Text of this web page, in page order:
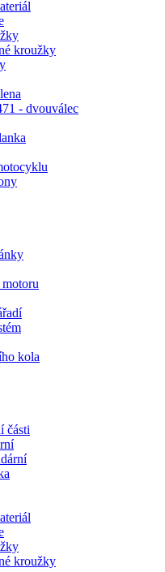
kroužky
- dvouválec
kola
části
kroužky